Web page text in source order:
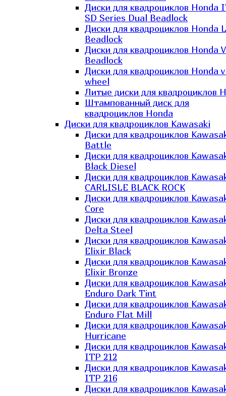
Диски для квадроциклов Honda
SD Series Dual Beadlock
Диски для квадроциклов Honda
Beadlock
Диски для квадроциклов Honda
Beadlock
Диски для квадроциклов Honda
wheel
Литые диски для квадроциклов
Штампованный диск для
квадроциклов Honda
Диски для квадроциклов Kawasaki
Диски для квадроциклов
Battle
Диски для квадроциклов
Black Diesel
Диски для квадроциклов
CARLISLE BLACK ROCK
Диски для квадроциклов
Core
Диски для квадроциклов
Delta Steel
Диски для квадроциклов
Elixir Black
Диски для квадроциклов
Elixir Bronze
Диски для квадроциклов
Enduro Dark Tint
Диски для квадроциклов
Enduro Flat Mill
Диски для квадроциклов
Hurricane
Диски для квадроциклов
ITP 212
Диски для квадроциклов
ITP 216
Диски для квадроциклов